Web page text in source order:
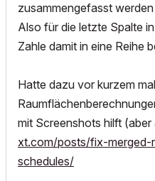
zusammengefasst
Also für die letzte Spalte
Zahle damit in eine Reihe
Hatte dazu vor kurzem
mit Screenshots hilft (aber
xt.com/posts/fix-
schedules/